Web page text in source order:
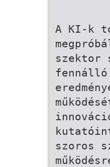
A KI-k
szektor
fennálló
szoros